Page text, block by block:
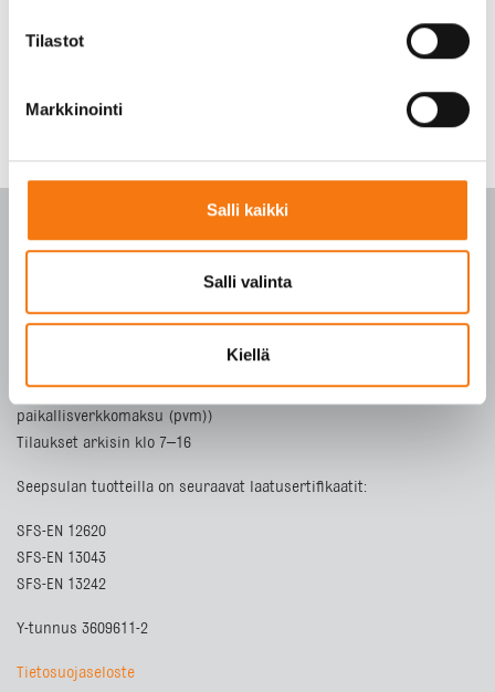
Tilastot
Markkinointi
Salli kaikki
Salli valinta
Kiellä
(matkapuhelinmaksu (mpm) ja lankapuhelimella
paikallisverkkomaksu (pvm))
Tilaukset arkisin klo 7–16
Seepsulan tuotteilla on seuraavat laatusertifikaatit:
SFS-EN 12620
SFS-EN 13043
SFS-EN 13242
Y-tunnus 3609611-2
Tietosuojaseloste